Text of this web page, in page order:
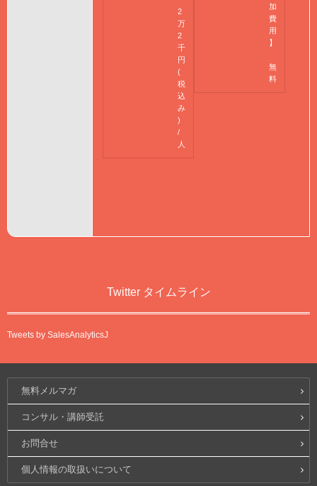
2
万
2
千
円
(
税
込
み
)
/
人
加
費
用
】
無
料
Twitter タイムライン
Tweets by SalesAnalyticsJ
無料メルマガ
コンサル・講師受託
お問合せ
個人情報の取扱いについて